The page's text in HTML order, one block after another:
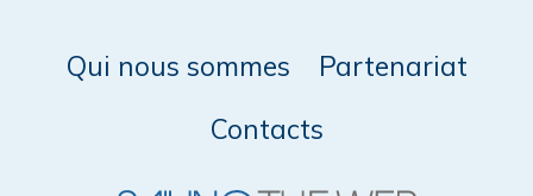
Qui nous sommes
Partenariat
Contacts